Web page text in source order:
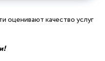
оценивают качество услуг